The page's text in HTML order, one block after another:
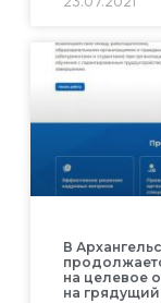
В
на целевое
на